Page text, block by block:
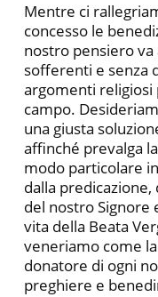
Mentre ci
concesso le
nostro pensiero va
sofferenti e senza
argomenti religiosi
campo.
una giusta
affinché prevalga
modo particolare
dalla
del nostro Signore
vita della Beata
veneriamo come
donatore di ogni
preghiere e